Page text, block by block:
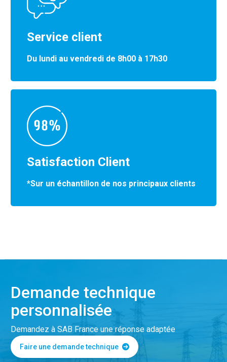
Service client
Du lundi au vendredi de 8h00 à 17h30
Satisfaction Client
*Sur un échantillon de nos principaux clients
Demande technique
personnalisée
Demandez à SAB France une réponse adaptée
Faire une demande technique